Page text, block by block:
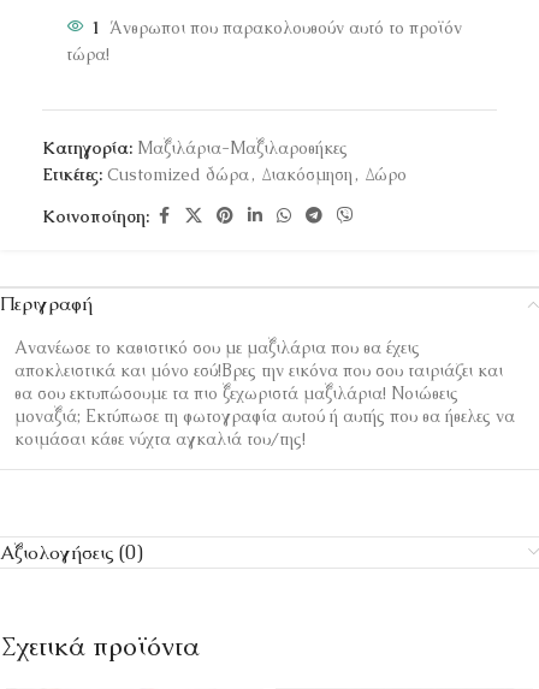
1 Άνθρωποι που παρακολουθούν αυτό το προϊόν
τώρα!
Κατηγορία: Μαξιλάρια-Μαξιλαροθήκες
Ετικέτες: Customized δώρα, Διακόσμηση , Δώρο
Κοινοποίηση:
Περιγραφή
Ανανέωσε το καθιστικό σου με μαξιλάρια που θα έχεις
αποκλειστικά και μόνο εσύ!Βρες την εικόνα που σου ταιριάζει και
θα σου εκτυπώσουμε τα πιο ξεχωριστά μαξιλάρια! Νοιώθεις
μοναξιά; Εκτύπωσε τη φωτογραφία αυτού ή αυτής που θα ήθελες να
κοιμάσαι κάθε νύχτα αγκαλιά του/της!
Αξιολογήσεις (0)
Σχετικά προϊόντα